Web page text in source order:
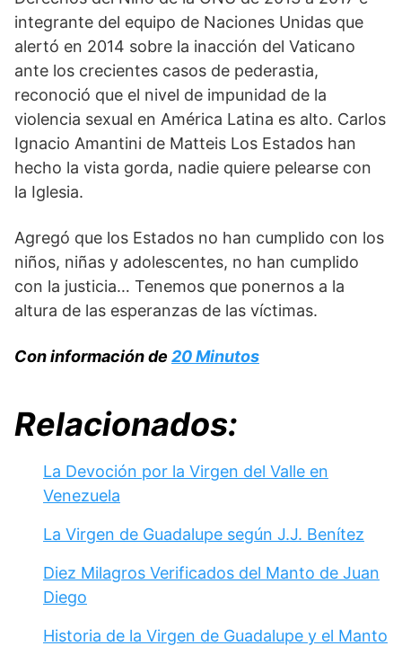
integrante del equipo de Naciones Unidas que
alertó en 2014 sobre la inacción del Vaticano
ante los crecientes casos de pederastia,
reconoció que el nivel de impunidad de la
violencia sexual en América Latina es alto. Carlos
Ignacio Amantini de Matteis Los Estados han
hecho la vista gorda, nadie quiere pelearse con
la Iglesia.
Agregó que los Estados no han cumplido con los
niños, niñas y adolescentes, no han cumplido
con la justicia… Tenemos que ponernos a la
altura de las esperanzas de las víctimas.
Con información de 20 Minutos
Relacionados:
La Devoción por la Virgen del Valle en
Venezuela
La Virgen de Guadalupe según J.J. Benítez
Diez Milagros Verificados del Manto de Juan
Diego
Historia de la Virgen de Guadalupe y el Manto